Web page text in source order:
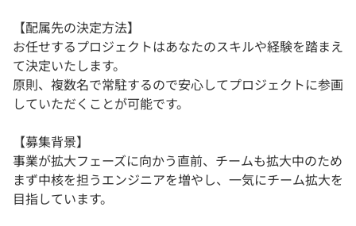
【配属先の決定方法】
お任せするプロジェクトはあなたのスキルや経験を踏まえ
て決定いたします。
原則、複数名で常駐するので安心してプロジェクトに参画
していただくことが可能です。
【募集背景】
事業が拡大フェーズに向かう直前、チームも拡大中のため
まず中核を担うエンジニアを増やし、一気にチーム拡大を
目指しています。